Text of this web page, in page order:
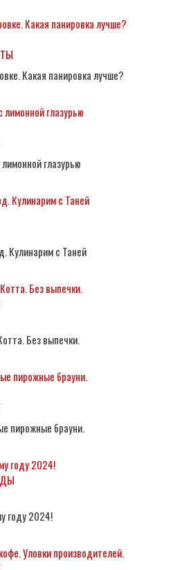
Какая панировка лучше?
Какая панировка лучше?
глазурью
глазурью
Кулинарим с Таней
Кулинарим с Таней
Без выпечки.
Без выпечки.
пирожные брауни.
пирожные брауни.
году 2024!
году 2024!
Уловки производителей.